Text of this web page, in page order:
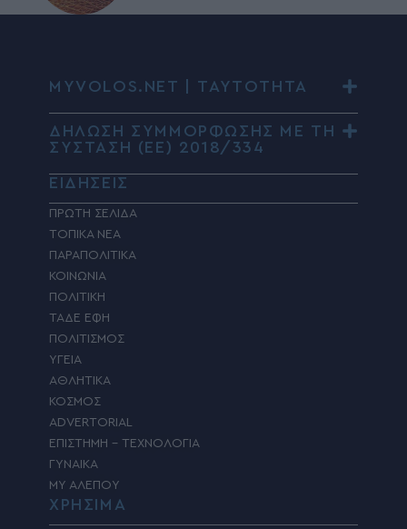
MYVOLOS.NET | ΤΑΥΤΟΤΗΤΑ
ΔΗΛΩΣΗ ΣΥΜΜΟΡΦΩΣΗΣ ΜΕ ΤΗ
ΣΥΣΤΑΣΗ (ΕΕ) 2018/334
ΕΙΔΗΣΕΙΣ
ΠΡΩΤΗ ΣΕΛΙΔΑ
ΤΟΠΙΚΑ ΝΕΑ
ΠΑΡΑΠΟΛΙΤΙΚΑ
ΚΟΙΝΩΝΙΑ
ΠΟΛΙΤΙΚΗ
ΤΑΔΕ ΕΦΗ
ΠΟΛΙΤΙΣΜΟΣ
ΥΓΕΙΑ
ΑΘΛΗΤΙΚΑ
ΚΟΣΜΟΣ
ADVERTORIAL
ΕΠΙΣΤΗΜΗ – ΤΕΧΝΟΛΟΓΙΑ
ΓΥΝΑΙΚΑ
MY ΑΛΕΠΟΥ
ΧΡΗΣΙΜΑ